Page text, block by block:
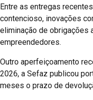
Entre as entregas
contencioso, inovações
eliminação de obrigações
empreendedores.
Outro aperfeiçoamento
2026, a Sefaz publicou
meses o prazo de